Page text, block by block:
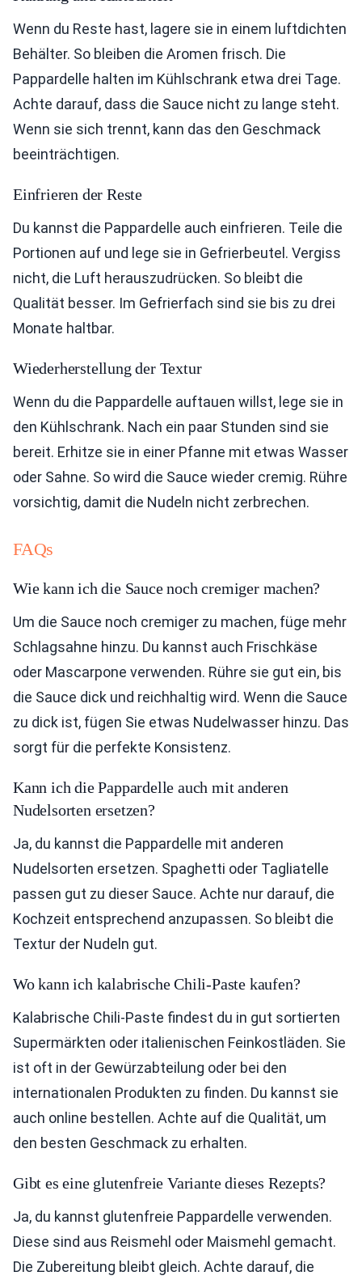
Wenn du Reste hast, lagere sie in einem luftdichten
Behälter. So bleiben die Aromen frisch. Die
Pappardelle halten im Kühlschrank etwa drei Tage.
Achte darauf, dass die Sauce nicht zu lange steht.
Wenn sie sich trennt, kann das den Geschmack
beeinträchtigen.
Einfrieren der Reste
Du kannst die Pappardelle auch einfrieren. Teile die
Portionen auf und lege sie in Gefrierbeutel. Vergiss
nicht, die Luft herauszudrücken. So bleibt die
Qualität besser. Im Gefrierfach sind sie bis zu drei
Monate haltbar.
Wiederherstellung der Textur
Wenn du die Pappardelle auftauen willst, lege sie in
den Kühlschrank. Nach ein paar Stunden sind sie
bereit. Erhitze sie in einer Pfanne mit etwas Wasser
oder Sahne. So wird die Sauce wieder cremig. Rühre
vorsichtig, damit die Nudeln nicht zerbrechen.
FAQs
Wie kann ich die Sauce noch cremiger machen?
Um die Sauce noch cremiger zu machen, füge mehr
Schlagsahne hinzu. Du kannst auch Frischkäse
oder Mascarpone verwenden. Rühre sie gut ein, bis
die Sauce dick und reichhaltig wird. Wenn die Sauce
zu dick ist, fügen Sie etwas Nudelwasser hinzu. Das
sorgt für die perfekte Konsistenz.
Kann ich die Pappardelle auch mit anderen
Nudelsorten ersetzen?
Ja, du kannst die Pappardelle mit anderen
Nudelsorten ersetzen. Spaghetti oder Tagliatelle
passen gut zu dieser Sauce. Achte nur darauf, die
Kochzeit entsprechend anzupassen. So bleibt die
Textur der Nudeln gut.
Wo kann ich kalabrische Chili-Paste kaufen?
Kalabrische Chili-Paste findest du in gut sortierten
Supermärkten oder italienischen Feinkostläden. Sie
ist oft in der Gewürzabteilung oder bei den
internationalen Produkten zu finden. Du kannst sie
auch online bestellen. Achte auf die Qualität, um
den besten Geschmack zu erhalten.
Gibt es eine glutenfreie Variante dieses Rezepts?
Ja, du kannst glutenfreie Pappardelle verwenden.
Diese sind aus Reismehl oder Maismehl gemacht.
Die Zubereitung bleibt gleich. Achte darauf, die